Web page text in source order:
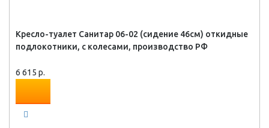
Кресло-туалет Санитар 06-02 (сидение 46см) откидные
подлокотники, с колесами, производство РФ
6 615 р.